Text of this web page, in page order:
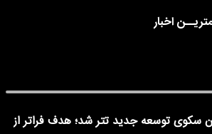
اخبار
سکوی توسعه جدید تتر شد؛ هدف فراتر از